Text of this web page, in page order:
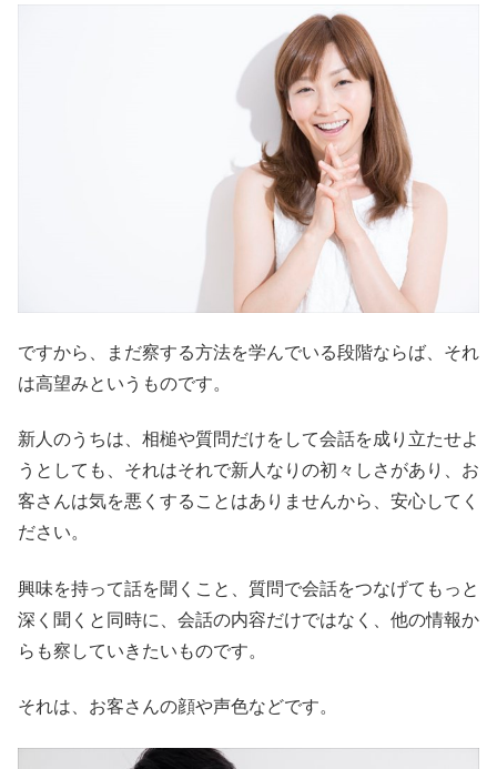
ですから、まだ察する方法を学んでいる段階ならば、それ
は高望みというものです。
新人のうちは、相槌や質問だけをして会話を成り立たせよ
うとしても、それはそれで新人なりの初々しさがあり、お
客さんは気を悪くすることはありませんから、安心してく
ださい。
興味を持って話を聞くこと、質問で会話をつなげてもっと
深く聞くと同時に、会話の内容だけではなく、他の情報か
らも察していきたいものです。
それは、お客さんの顔や声色などです。